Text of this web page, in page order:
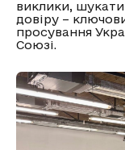
виклики,
довіру –
просування
Союзі.